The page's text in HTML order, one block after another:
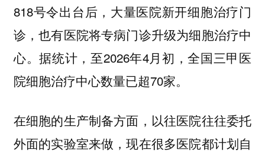
818号令出台后，大量医院新开细胞治疗门
诊，也有医院将专病门诊升级为细胞治疗中
心。据统计，至2026年4月初，全国三甲医
院细胞治疗中心数量已超70家。
在细胞的生产制备方面，以往医院往往委托
外面的实验室来做，现在很多医院都计划自